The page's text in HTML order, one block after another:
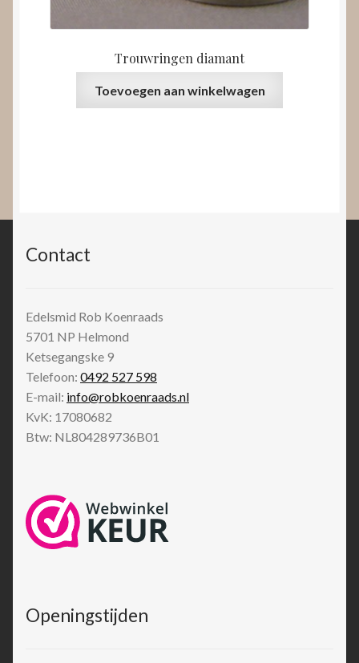
Trouwringen diamant
Toevoegen aan winkelwagen
Contact
Edelsmid Rob Koenraads
5701 NP Helmond
Ketsegangske 9
Telefoon: 0492 527 598
E-mail: info@robkoenraads.nl
KvK: 17080682
Btw: NL804289736B01
Openingstijden